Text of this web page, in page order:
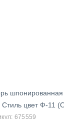
675559